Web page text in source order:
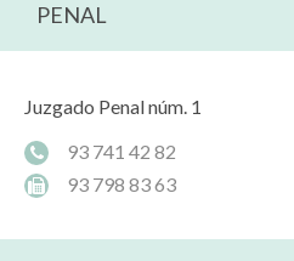
PENAL
Juzgado Penal núm. 1
93 741 42 82
93 798 83 63